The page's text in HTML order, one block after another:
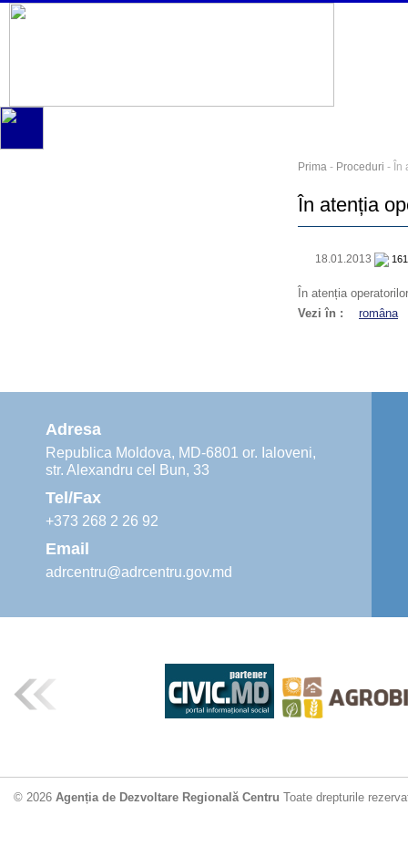
Prima - Proceduri - În
În atenția
18.01.2013
În atenția
Vezi în :
româna
Adresa
Republica Moldova, MD-6801 or. Ialoveni,
str. Alexandru cel Bun, 33
Tel/Fax
+373 268 2 26 92
Email
adrcentru@adrcentru.gov.md
© 2026 Agenția de Dezvoltare Regională Centru Toate drepturile